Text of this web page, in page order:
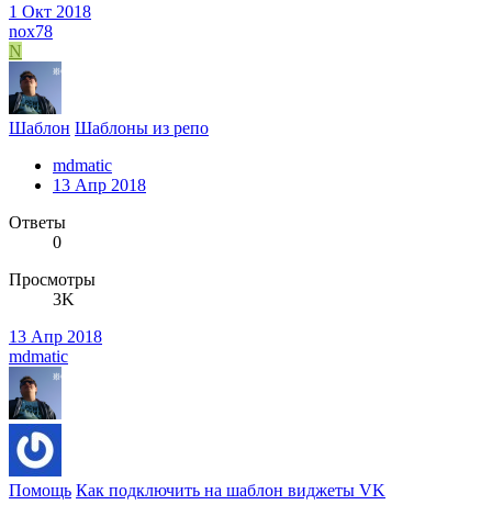
1 Окт 2018
nox78
N
Шаблон Шаблоны из репо
mdmatic
13 Апр 2018
Ответы
0
Просмотры
3K
13 Апр 2018
mdmatic
Помощь Как подключить на шаблон виджеты VK